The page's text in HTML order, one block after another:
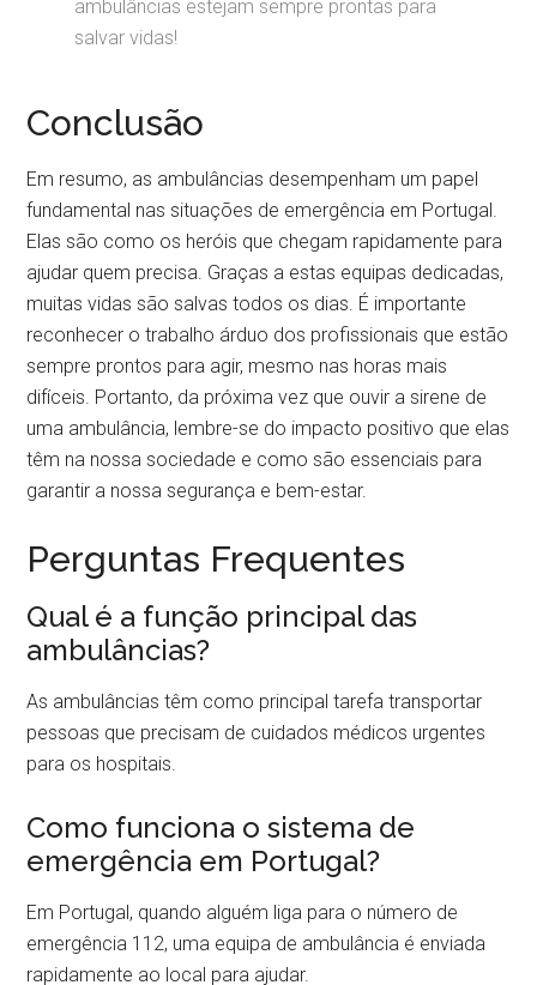
ambulâncias estejam sempre prontas para
salvar vidas!
Conclusão
Em resumo, as ambulâncias desempenham um papel
fundamental nas situações de emergência em Portugal.
Elas são como os heróis que chegam rapidamente para
ajudar quem precisa. Graças a estas equipas dedicadas,
muitas vidas são salvas todos os dias. É importante
reconhecer o trabalho árduo dos profissionais que estão
sempre prontos para agir, mesmo nas horas mais
difíceis. Portanto, da próxima vez que ouvir a sirene de
uma ambulância, lembre-se do impacto positivo que elas
têm na nossa sociedade e como são essenciais para
garantir a nossa segurança e bem-estar.
Perguntas Frequentes
Qual é a função principal das
ambulâncias?
As ambulâncias têm como principal tarefa transportar
pessoas que precisam de cuidados médicos urgentes
para os hospitais.
Como funciona o sistema de
emergência em Portugal?
Em Portugal, quando alguém liga para o número de
emergência 112, uma equipa de ambulância é enviada
rapidamente ao local para ajudar.